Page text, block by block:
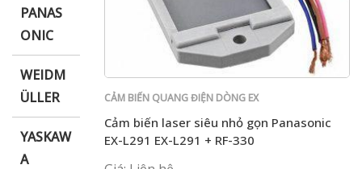
PANAS
ONIC
WEIDM
ÜLLER
YASKAW
A
CẢM BIẾN QUANG ĐIỆN DÒNG EX
Cảm biến laser siêu nhỏ gọn Panasonic
EX-L291 EX-L291 + RF-330